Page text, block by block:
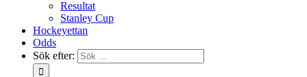
Resultat
Stanley Cup
Hockeyettan
Odds
Sök efter: